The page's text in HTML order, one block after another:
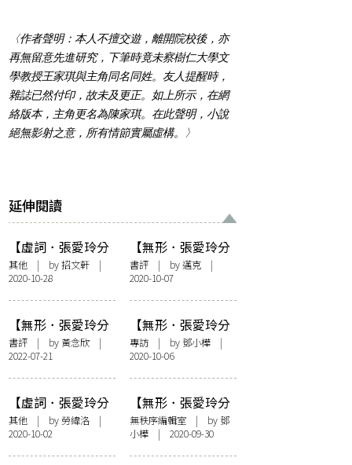
〈作者聲明：本人不擅交遊，離開院校後，亦
再無留意先進研究，下筆時竟未察樹仁大學文
學教授王家琪與主角同名同姓。友人提醒時，
雜誌已然付印，故未及更正。如上所示，在網
絡版本，主角更名為陳家琪。在此聲明，小說
絕無影射之意，所有情節實屬虛構。〉
延伸閱讀
【虛詞．張愛玲分
重作】論「張愛
玲」，以〈沉香
屑．第一爐香〉為
例
其他 | by 招文軒 |
2020-10-28
【無形．張愛玲分
重作】葡萄仙子和
其他
書評| by 邁克 |
2020-10-07
【無形．張愛玲分
重作】張愛玲與香
港的中額文化
（Middlebrow
Culture）
書評 | by 黃念欣 |
2022-07-21
【無形．張愛玲分
重作】張愛玲往何
處去？——專訪宋
以朗
專訪| by鄧小樺|
2020-10-06
【虛詞．張愛玲分
重作】百年還魅張
愛玲：餘音不散的
《秧歌》
其他 | by勞緯洛 |
2020-10-02
【無形．張愛玲分
重作】前置詞：張
愛玲：一邊朝拜，
一邊重作
無秩序編輯室| by鄧
小樺| 2020-09-30